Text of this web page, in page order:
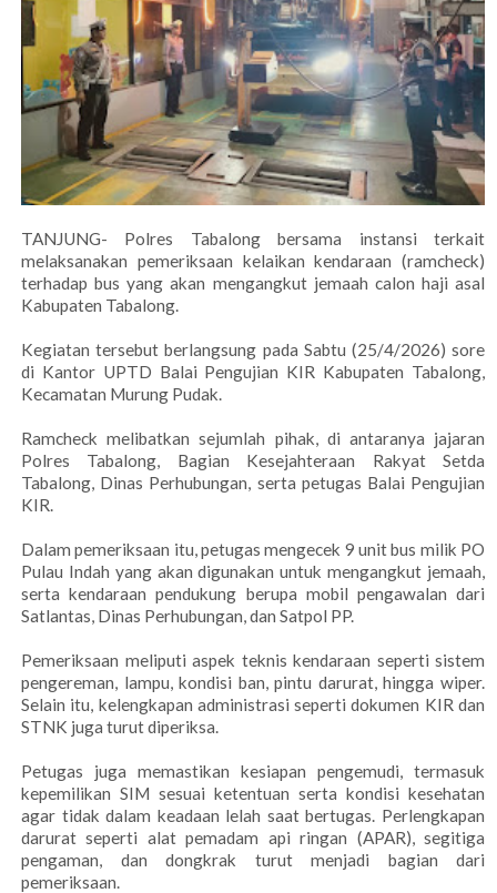
TANJUNG- Polres Tabalong bersama instansi terkait
melaksanakan pemeriksaan kelaikan kendaraan (ramcheck)
terhadap bus yang akan mengangkut jemaah calon haji asal
Kabupaten Tabalong.
Kegiatan tersebut berlangsung pada Sabtu (25/4/2026) sore
di Kantor UPTD Balai Pengujian KIR Kabupaten Tabalong,
Kecamatan Murung Pudak.
Ramcheck melibatkan sejumlah pihak, di antaranya jajaran
Polres Tabalong, Bagian Kesejahteraan Rakyat Setda
Tabalong, Dinas Perhubungan, serta petugas Balai Pengujian
KIR.
Dalam pemeriksaan itu, petugas mengecek 9 unit bus milik PO
Pulau Indah yang akan digunakan untuk mengangkut jemaah,
serta kendaraan pendukung berupa mobil pengawalan dari
Satlantas, Dinas Perhubungan, dan Satpol PP.
Pemeriksaan meliputi aspek teknis kendaraan seperti sistem
pengereman, lampu, kondisi ban, pintu darurat, hingga wiper.
Selain itu, kelengkapan administrasi seperti dokumen KIR dan
STNK juga turut diperiksa.
Petugas juga memastikan kesiapan pengemudi, termasuk
kepemilikan SIM sesuai ketentuan serta kondisi kesehatan
agar tidak dalam keadaan lelah saat bertugas. Perlengkapan
darurat seperti alat pemadam api ringan (APAR), segitiga
pengaman, dan dongkrak turut menjadi bagian dari
pemeriksaan.